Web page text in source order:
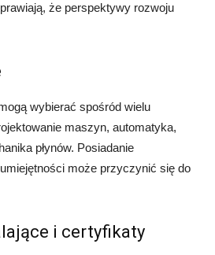
że perspektywy rozwoju
wybierać spośród wielu
maszyn, automatyka,
płynów. Posiadanie
może przyczynić się do
i certyfikaty